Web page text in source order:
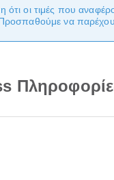
οι τιμές που
να